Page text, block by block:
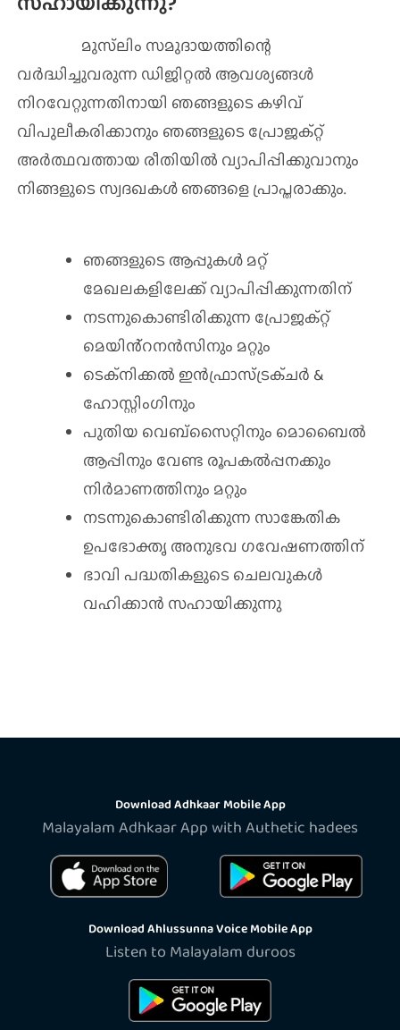
മുസ്‌ലിം സമുദായത്തിന്റെ
വർദ്ധിച്ചുവരുന്ന ഡിജിറ്റല്‍ ആവശ്യങ്ങൾ
നിറവേറ്റുന്നതിനായി ഞങ്ങളുടെ കഴിവ്
വിപുലീകരിക്കാനും ഞങ്ങളുടെ പ്രോജക്റ്റ്
അർത്ഥവത്തായ രീതിയിൽ വ്യാപിപ്പിക്കുവാനും
നിങ്ങളുടെ സ്വദഖകൾ ഞങ്ങളെ പ്രാപ്തരാക്കും.
ഞങ്ങളുടെ ആപ്പുകള്‍ മറ്റ്
മേഖലകളിലേക്ക് വ്യാപിപ്പിക്കുന്നതിന്
നടന്നുകൊണ്ടിരിക്കുന്ന പ്രോജക്റ്റ്
മെയിൻ്റനൻസിനും മറ്റും
ടെക്നിക്കൽ ഇൻഫ്രാസ്ട്രക്ചർ &
ഹോസ്റ്റിംഗിനും
പുതിയ വെബ്സൈറ്റിനും മൊബൈൽ
ആപ്പിനും വേണ്ട രൂപകൽപ്പനക്കും
നിർമാണത്തിനും മറ്റും
നടന്നുകൊണ്ടിരിക്കുന്ന സാങ്കേതിക
ഉപഭോക്തൃ അനുഭവ ഗവേഷണത്തിന്
ഭാവി പദ്ധതികളുടെ ചെലവുകൾ
വഹിക്കാൻ സഹായിക്കുന്നു
Download Adhkaar Mobile App
Malayalam Adhkaar App with Authetic hadees
Download Ahlussunna Voice Mobile App
Listen to Malayalam duroos